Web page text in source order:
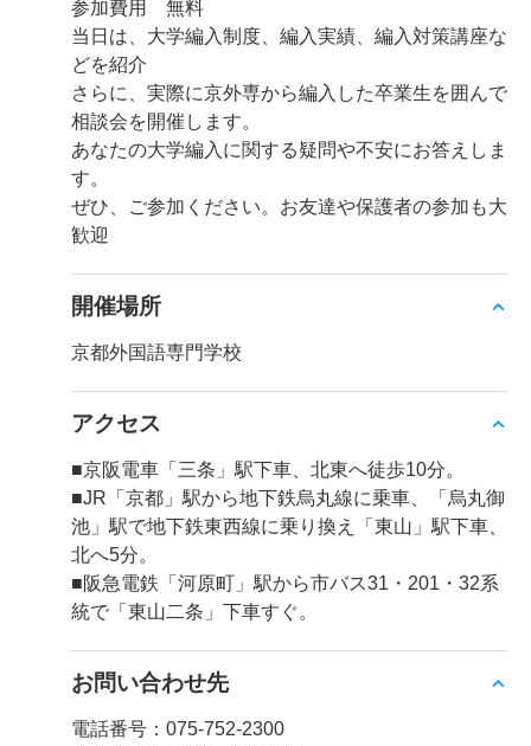
参加費用 無料
当日は、大学編入制度、編入実績、編入対策講座な
どを紹介
さらに、実際に京外専から編入した卒業生を囲んで
相談会を開催します。
あなたの大学編入に関する疑問や不安にお答えしま
す。
ぜひ、ご参加ください。お友達や保護者の参加も大
歓迎
開催場所
京都外国語専門学校
アクセス
■京阪電車「三条」駅下車、北東へ徒歩10分。
■JR「京都」駅から地下鉄烏丸線に乗車、「烏丸御
池」駅で地下鉄東西線に乗り換え「東山」駅下車、
北へ5分。
■阪急電鉄「河原町」駅から市バス31・201・32系
統で「東山二条」下車すぐ。
お問い合わせ先
電話番号：075-752-2300